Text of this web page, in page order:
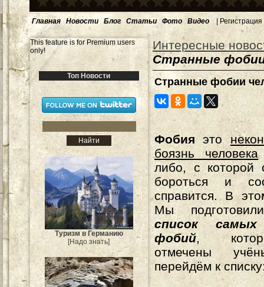
Главная Новости Блог Статьи Фото Видео | Регистрация
This feature is for Premium users
only!
Топ Новости
Туризм в Германию
[Надо знать]
Интересные
Странные фобии
Странные фобии
Фобия это
боязнь человека
либо, с которой
бороться и
справится. В
Мы
список
фобий,
отмечены
перейдём к